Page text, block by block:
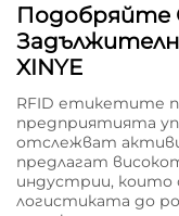
XINYE
RFID етикетите
предприятията
отслежват
предлагат
индустрии, които
логистиката до